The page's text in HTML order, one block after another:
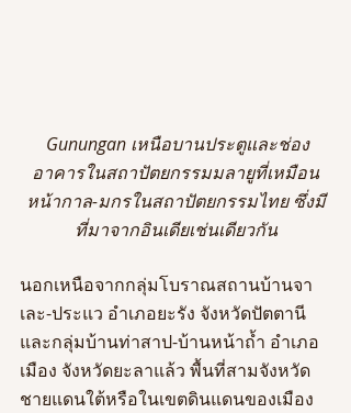
Gunungan เหนือบานประตูและช่อง
อาคารในสถาปัตยกรรมมลายูที่เหมือน
หน้ากาล-มกรในสถาปัตยกรรมไทย ซึ่งมี
ที่มาจากอินเดียเช่นเดียวกัน
นอกเหนือจากกลุ่มโบราณสถานบ้านจา
เละ-ประแว อำเภอยะรัง จังหวัดปัตตานี
และกลุ่มบ้านท่าสาป-บ้านหน้าถ้ำ อำเภอ
เมือง จังหวัดยะลาแล้ว พื้นที่สามจังหวัด
ชายแดนใต้หรือในเขตดินแดนของเมือง